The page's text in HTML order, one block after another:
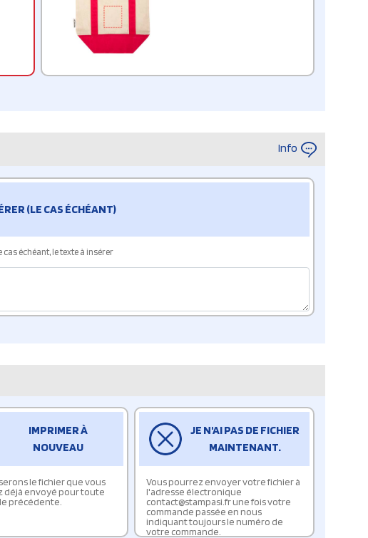
Info
(LE CAS ÉCHÉANT)
échéant, le texte à insérer
IMPRIMER À
NOUVEAU
le fichier que vous
déjà envoyé pour toute
précédente.
JE N'AI PAS DE FICHIER
MAINTENANT.
Vous pourrez envoyer votre fichier à
l'adresse électronique
contact@stampasi.fr une fois votre
commande passée en nous
indiquant toujours le numéro de
votre commande.